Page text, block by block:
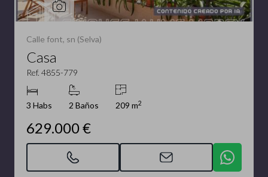
Calle font, sn (Selva)
Casa
Ref. 4855-779
3 Habs 2 Baños 209 m2
629.000 €